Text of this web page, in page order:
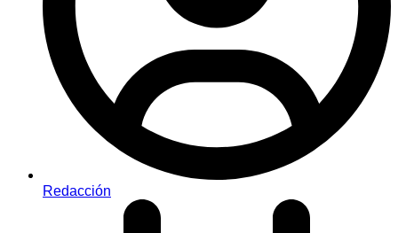
Redacción